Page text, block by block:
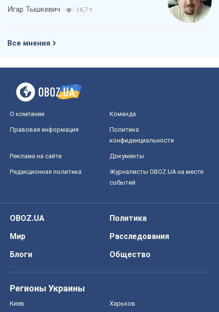
Игар Тышкевич 16,7 т.
Все мнения
О компании Команда
Правовая информация
Политика
конфиденциальности
Реклама на сайте Документы
Редакционная политика
Журналисты OBOZ.UA на месте
событий
OBOZ.UA
Политика
Мир
Расследования
Блоги
Общество
Регионы Украины
Киев Харьков